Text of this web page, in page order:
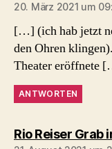
20. März 2021 um
[…] (ich hab jetzt
den Ohren
Theater eröffnete
ANTWORTEN
Rio Reiser Grab